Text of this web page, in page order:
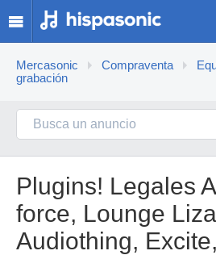
Mercasonic Compraventa
grabación
Plugins! Legales
force, Lounge
Audiothing,